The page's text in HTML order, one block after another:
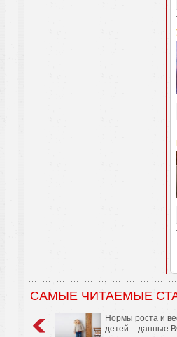
САМЫЕ ЧИТАЕМЫЕ
Нормы роста и
детей – данные